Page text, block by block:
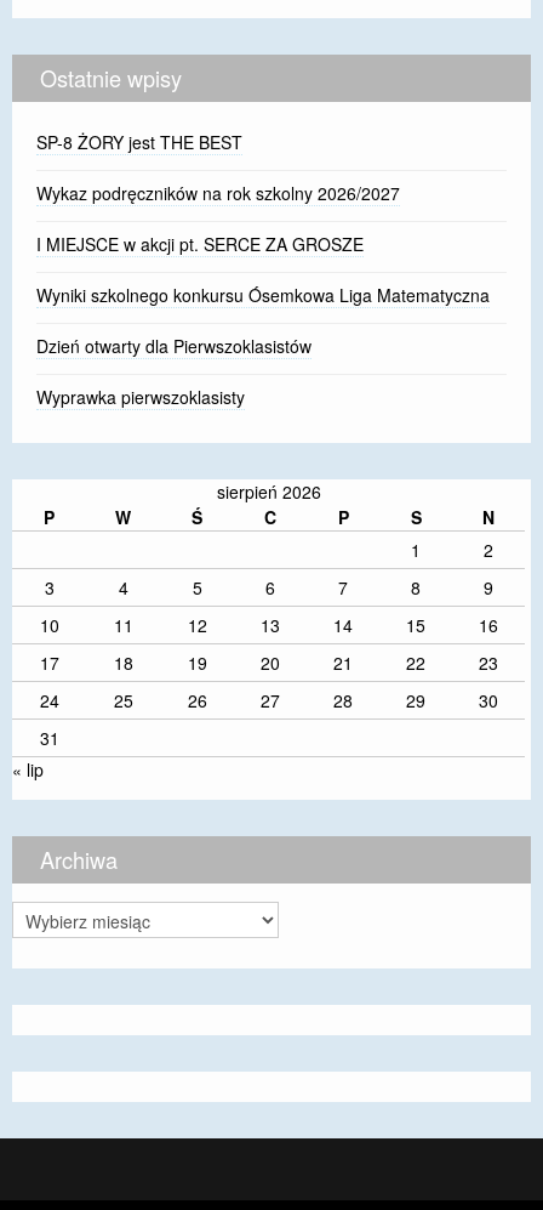
Ostatnie wpisy
SP-8 ŻORY jest THE BEST
Wykaz podręczników na rok szkolny 2026/2027
I MIEJSCE w akcji pt. SERCE ZA GROSZE
Wyniki szkolnego konkursu Ósemkowa Liga Matematyczna
Dzień otwarty dla Pierwszoklasistów
Wyprawka pierwszoklasisty
sierpień 2026
P
W Ś C P S
N
1
2
3
4 5 6 7 8
9
10
11 12 13 14 15
16
17
18 19 20 21 22
23
24
25 26 27 28 29
30
31
« lip
Archiwa
Archiwa